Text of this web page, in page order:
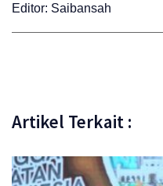
Editor: Saibansah
Artikel Terkait :